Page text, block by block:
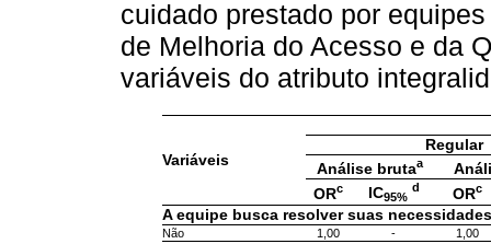
cuidado prestado por
de Melhoria do Acesso e da
variáveis do atributo
Variáveis
Regular
Análise brutaa
ORc IC95%
d ORc
A equipe busca resolver suas
Não 1,00 -
1,00